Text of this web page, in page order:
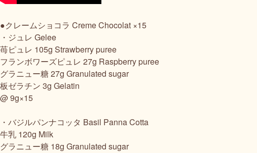
●クレームショコラ Creme Chocolat ×15
・ジュレ Gelee
苺ピュレ 105g Strawberry puree
フランボワーズピュレ 27g Raspberry puree
グラニュー糖 27g Granulated sugar
板ゼラチン 3g Gelatin
@ 9g×15
・バジルパンナコッタ Basil Panna Cotta
牛乳 120g Milk
グラニュー糖 18g Granulated sugar